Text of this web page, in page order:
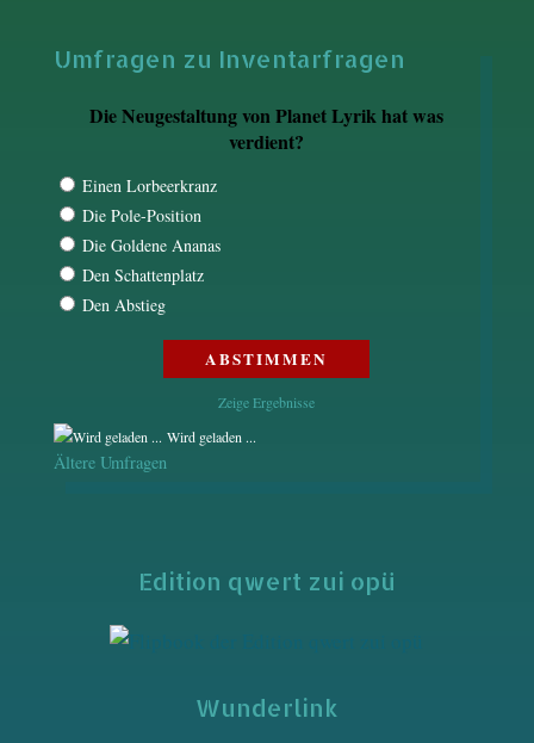
Umfragen zu Inventarfragen
Die Neugestaltung von Planet Lyrik hat was
verdient?
Einen Lorbeerkranz
Die Pole-Position
Die Goldene Ananas
Den Schattenplatz
Den Abstieg
Zeige Ergebnisse
Wird geladen ...
Ältere Umfragen
Edition qwert zui opü
Wunderlink